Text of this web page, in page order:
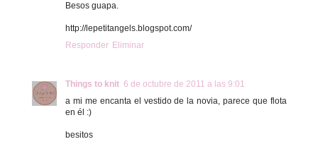
Besos guapa.
http://lepetitangels.blogspot.com/
Responder Eliminar
Things to knit 6 de octubre de 2011 a las 9:01
a mi me encanta el vestido de la novia, parece que flota
en él :)
besitos